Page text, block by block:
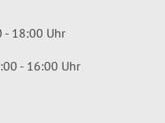
- 18:00 Uhr
- 16:00 Uhr